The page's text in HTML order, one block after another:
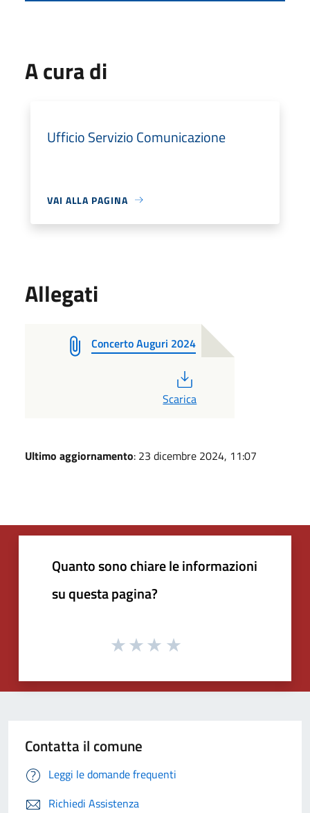
A cura di
Ufficio Servizio Comunicazione
VAI ALLA PAGINA
Allegati
Concerto Auguri 2024
Scarica
Ultimo aggiornamento: 23 dicembre 2024, 11:07
Quanto sono chiare le informazioni
su questa pagina?
Contatta il comune
Leggi le domande frequenti
Richiedi Assistenza